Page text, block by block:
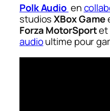
Polk Audio en
studiosXBox Game
Forza MotorSportet
audioultime pour